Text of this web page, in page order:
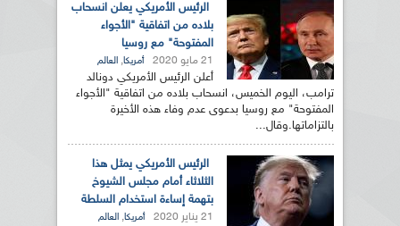
الرئيس الأمريكي يعلن انسحاب
بلاده من اتفاقية "الأجواء
المفتوحة" مع روسيا
21 مايو 2020 أمريكا, العالم
أعلن الرئيس الأمريكي دونالد
ترامب، اليوم الخميس، انسحاب بلاده من اتفاقية "الأجواء
المفتوحة" مع روسيا بدعوى عدم وفاء هذه الأخيرة
بالتزاماتها.وقال...
الرئيس الأمريكي يمثل هذا
الثلاثاء أمام مجلس الشيوخ
بتهمة إساءة استخدام السلطة
21 يناير 2020 أمريكا, العالم